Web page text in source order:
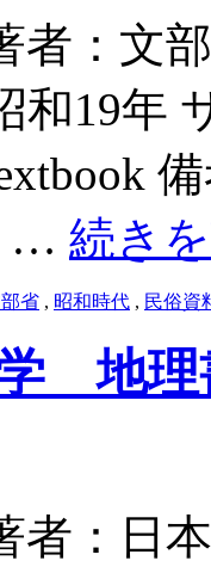
者：文
和19年
備
… 続き
省 , 昭和時代 , 民俗資
地理
者：日